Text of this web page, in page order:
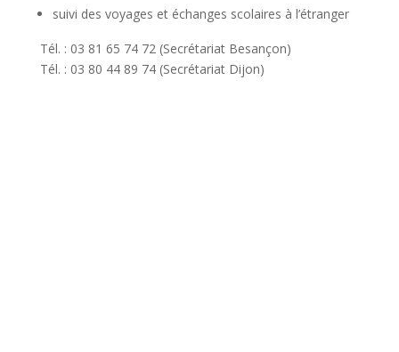
suivi des voyages et échanges scolaires à l’étranger
Tél. : 03 81 65 74 72 (Secrétariat Besançon)
Tél. : 03 80 44 89 74 (Secrétariat Dijon)